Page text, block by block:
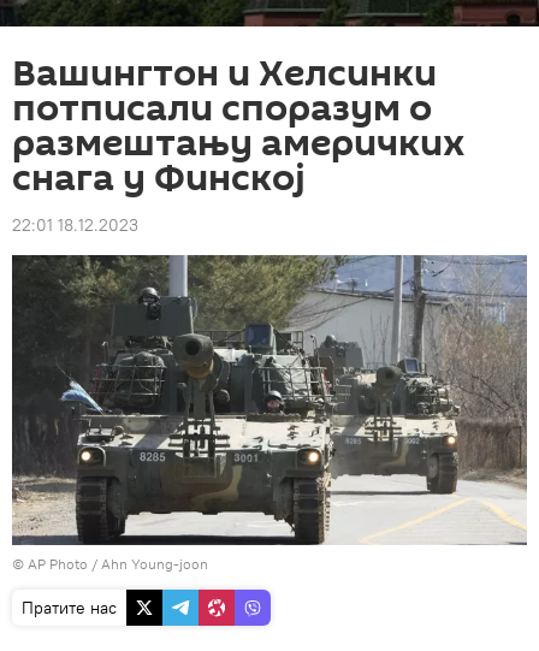
Вашингтон и Хелсинки
потписали споразум о
размештању америчких
снага у Финској
22:01 18.12.2023
© AP Photo / Ahn Young-joon
Пратите нас